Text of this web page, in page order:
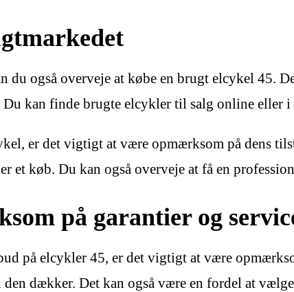
du også overveje at købe en brugt elcykel 45.
kan finde brugte elcykler til salg online eller i
er det vigtigt at være opmærksom på dens
et køb. Du kan også overveje at få en
på garantier og
på elcykler 45, er det vigtigt at være
dækker. Det kan også være en fordel at